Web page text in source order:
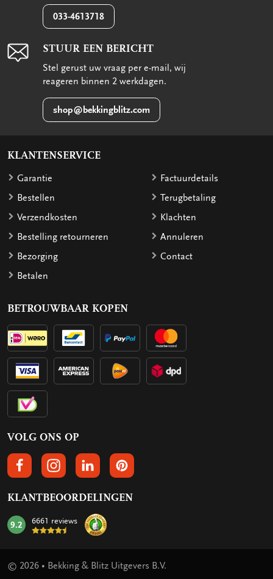
033-4613718
STUUR EEN BERICHT
Stel gerust uw vraag per e-mail, wij
reageren binnen 2 werkdagen.
shop@bekkingblitz.com
KLANTENSERVICE
Garantie
Bestellen
Verzendkosten
Bestelling retourneren
Bezorging
Betalen
Factuurdetails
Terugbetaling
Klachten
Annuleren
Contact
BETROUWBAAR KOPEN
VOLG ONS OP
VOLGS ONS OP FACEBOOK
VOLG ONS OP INSTAGRAM
VOLG ONS OP LINKEDIN
VOLG ONS OP PINTEREST
KLANTBEOORDELINGEN
mark:
9.2 6661 reviews
© 2026 • Bekking & Blitz Uitgevers B.V.